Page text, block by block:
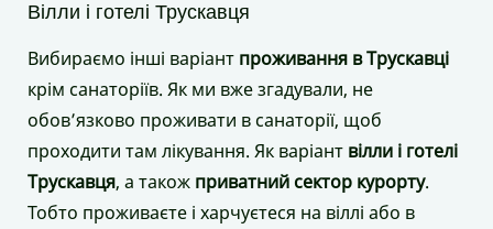
Вілли і готелі Трускавця
Вибираємо інші варіант проживання в Трускавці
крім санаторіїв. Як ми вже згадували, не
обов’язково проживати в санаторії, щоб
проходити там лікування. Як варіант вілли і готелі
Трускавця, а також приватний сектор курорту.
Тобто проживаєте і харчуєтеся на віллі або в